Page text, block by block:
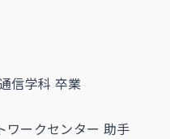
信学科 卒業
ワークセンター 助手